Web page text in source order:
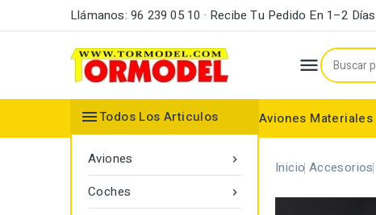
Llámanos: 96 239 05 10 · Recibe Tu Pedido En 1–2 Días

Aviones Materiales
Todos Los Articulos

Aviones

Coches
Inicio Accesorios